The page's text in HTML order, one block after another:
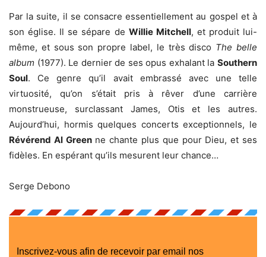
Par la suite, il se consacre essentiellement au gospel et à
son église. Il se sépare de Willie Mitchell, et produit lui-
même, et sous son propre label, le très disco The belle
album (1977). Le dernier de ses opus exhalant la Southern
Soul. Ce genre qu’il avait embrassé avec une telle
virtuosité, qu’on s’était pris à rêver d’une carrière
monstrueuse, surclassant James, Otis et les autres.
Aujourd’hui, hormis quelques concerts exceptionnels, le
Révérend Al Greenne chante plus que pour Dieu, et ses
fidèles. En espérant qu’ils mesurent leur chance…
Serge Debono
Inscrivez-vous afin de recevoir par email nos